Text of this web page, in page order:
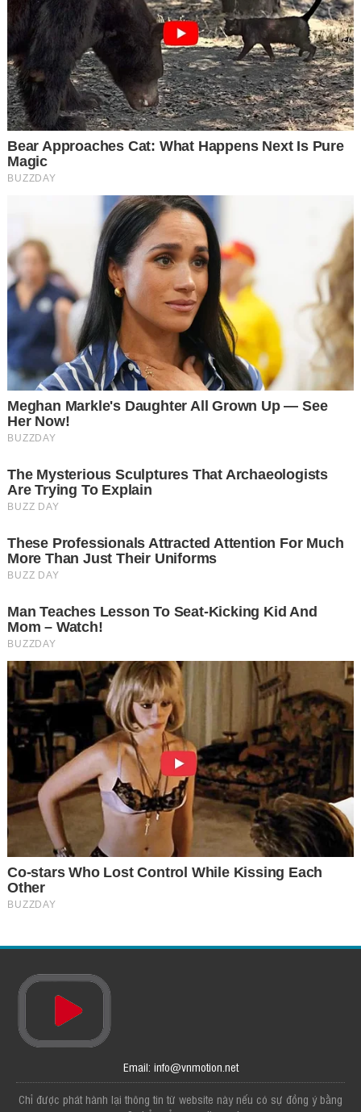
Email: info@vnmotion.net
Chỉ được phát hành lại thông tin từ website này nếu có sự đồng ý bằng